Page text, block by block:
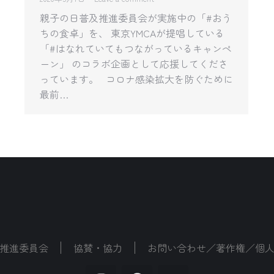
親子の日普及推進委員会が実施中の「#おう
ちの食卓」を、 東京YMCAが提唱している
「#はなれていてもつながっているキャンペ
ーン」 のコラボ企画として応援してくださ
っています。 コロナ感染拡大を防ぐために
最前…
進委員会 協賛・協力 お問い合わせ／著作権／個